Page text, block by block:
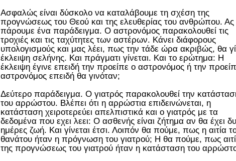
Ασφαλώς είναι δύσκολο να καταλάβουμε τη σχέση της
προγνώσεως του Θεού και της ελευθερίας του ανθρώπου. Ας
πάρουμε ένα παράδειγμα. Ο αστρονόμος παρακολουθεί τις
τροχιές και τις ταχύτητες των αστέρων. Κάνει διάφορους
υπολογισμούς και μας λέει, πως την τάδε ώρα ακριβώς, θα
έκλειψη σελήνης. Και πράγματι γίνεται. Και το ερώτημα: Η
έκλειψη έγινε επειδή την προείπε ο αστρονόμος ή την
αστρονόμος επειδή θα γινόταν;
Δεύτερο παράδειγμα. Ο γιατρός παρακολουθεί την
του αρρώστου. Βλέπει ότι η αρρώστια επιδεινώνεται, η
κατάσταση χειροτερεύει απελπιστικά και ο γιατρός με τα
δεδομένα που εχει λεει: Ο ασθενής είναι ζήτημα αν θα έχει
ημέρες ζωή. Και γίνεται έτσι. Λοιπόν θα πούμε, πως η αιτία
θανάτου ήταν η πρόγνωση του γιατρού; Η θα πούμε, πως
της προγνώσεως του γιατρού ήταν η κατάσταση του